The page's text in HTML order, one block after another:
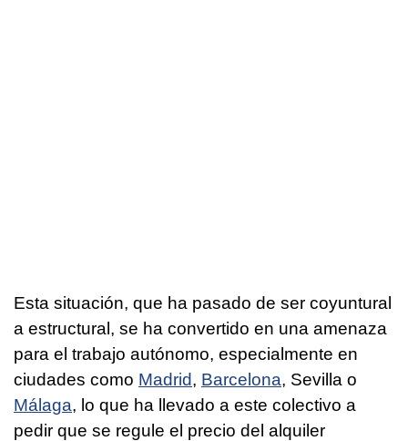
Esta situación, que ha pasado de ser coyuntural
a estructural, se ha convertido en una amenaza
para el trabajo autónomo, especialmente en
ciudades como Madrid, Barcelona, Sevilla o
Málaga, lo que ha llevado a este colectivo a
pedir que se regule el precio del alquiler